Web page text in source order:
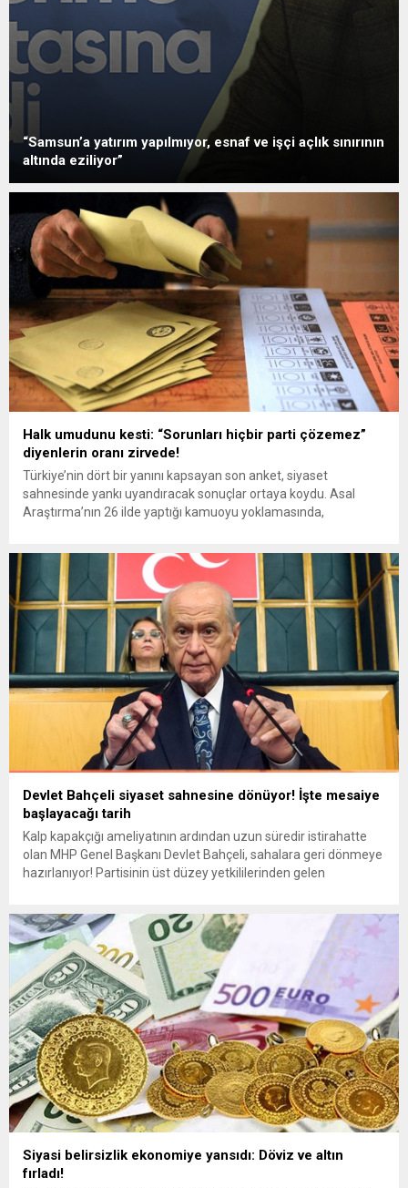
“Samsun’a yatırım yapılmıyor, esnaf ve işçi açlık sınırının
altında eziliyor”
Halk umudunu kesti: “Sorunları hiçbir parti çözemez”
diyenlerin oranı zirvede!
Türkiye’nin dört bir yanını kapsayan son anket, siyaset
sahnesinde yankı uyandıracak sonuçlar ortaya koydu. Asal
Araştırma’nın 26 ilde yaptığı kamuoyu yoklamasında,
konusunda ciddi bir kırılma yaşandığını gözler önüne serdi. 10-
14 Mayıs tarihleri arasında gerçekleştirilen ve 18 yaş...
Devlet Bahçeli siyaset sahnesine dönüyor! İşte mesaiye
başlayacağı tarih
Kalp kapakçığı ameliyatının ardından uzun süredir istirahatte
olan MHP Genel Başkanı Devlet Bahçeli, sahalara geri dönmeye
hazırlanıyor! Partisinin üst düzey yetkililerinden gelen
Sunucusu Kübra Par’a yaptığı açıklamada, “Genel Başkanımız
Sayın Devlet Bahçeli, inşallah bayram...
Siyasi belirsizlik ekonomiye yansıdı: Döviz ve altın
fırladı!